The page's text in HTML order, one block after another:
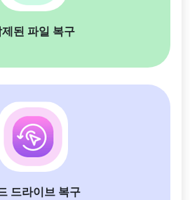
된 파일 복구
드라이브 복구